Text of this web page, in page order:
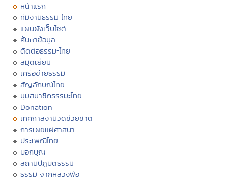
หน้าแรก
ทีมงานธรรมะไทย
แผนผังเว็บไซต์
ค้นหาข้อมูล
ติดต่อธรรมะไทย
สมุดเยี่ยม
เครือข่ายธรรมะ
สัญลักษณ์ไทย
มุมสมาชิกธรรมะไทย
Donation
เทศกาลงานวัดช่วยชาติ
การเผยแผ่ศาสนา
ประเพณีไทย
บอกบุญ
สถานปฏิบัติธรรม
ธรรมะจากหลวงพ่อ